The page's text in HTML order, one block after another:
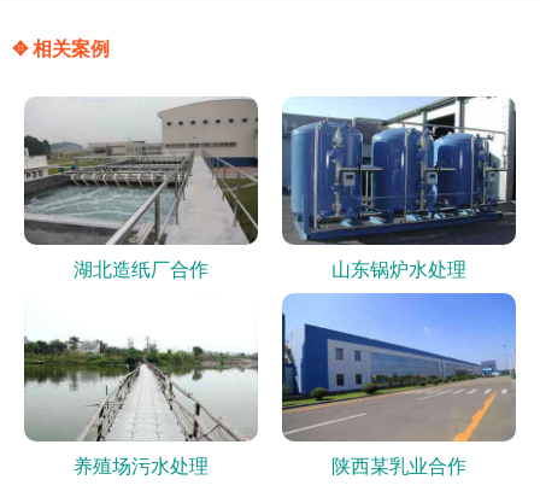
✥ 相关案例
湖北造纸厂合作 山东锅炉水处理
养殖场污水处理 陕西某乳业合作